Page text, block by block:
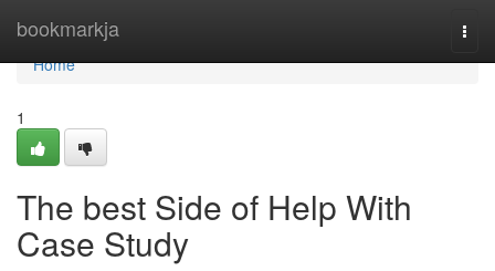
bookmarkja
Home
Home
1
The best Side of Help With
Case Study